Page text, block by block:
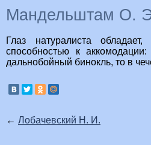
Мандельштам О.
Глаз натуралиста
способностью к
дальнобойный бинокль, то в
← Лобачевский Н. И.